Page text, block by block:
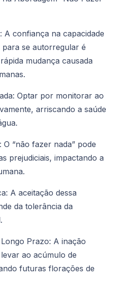
A confiança na capacidade
para se autorregular é
mudança causada
Optar por monitorar ao
arriscando a saúde
O “não fazer nada” pode
prejudiciais, impactando a
A aceitação dessa
da tolerância da
Prazo: A inação
ao acúmulo de
futuras florações de